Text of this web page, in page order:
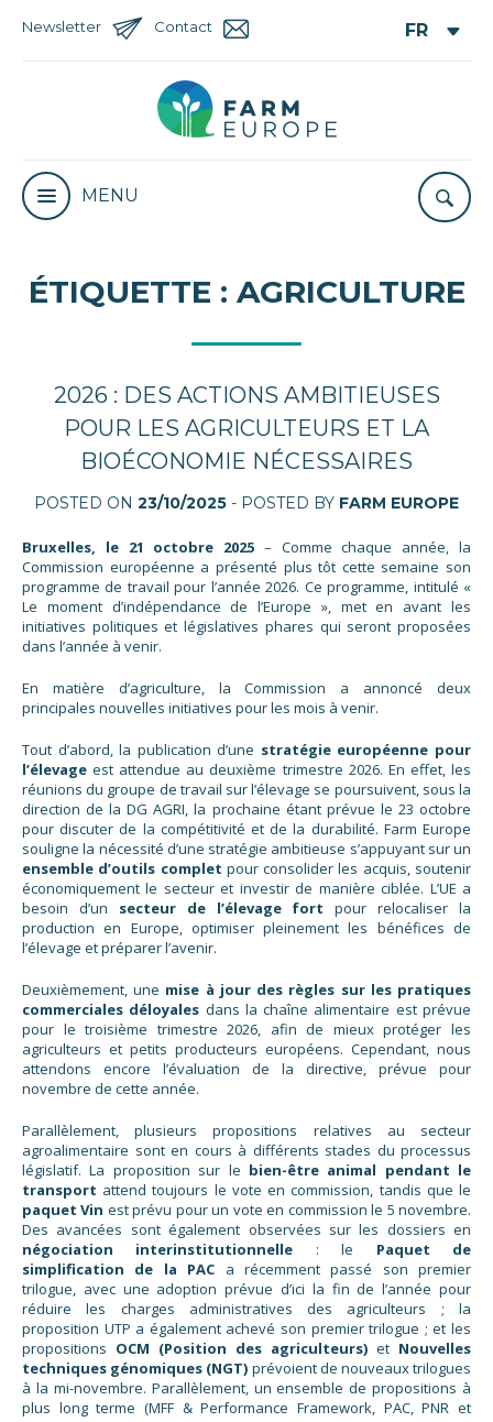
Newsletter Contact
MENU
ÉTIQUETTE : AGRICULTURE
2026 : DES ACTIONS AMBITIEUSES
POUR LES AGRICULTEURS ET LA
BIOÉCONOMIE NÉCESSAIRES
POSTED ON 23/10/2025 - POSTED BY FARM EUROPE
Bruxelles, le 21 octobre 2025 – Comme chaque année, la
Commission européenne a présenté plus tôt cette semaine son
programme de travail pour l’année 2026. Ce programme, intitulé «
Le moment d’indépendance de l’Europe », met en avant les
initiatives politiques et législatives phares qui seront proposées
dans l’année à venir.
En matière d’agriculture, la Commission a annoncé deux
principales nouvelles initiatives pour les mois à venir.
Tout d’abord, la publication d’une stratégie européenne pour
l’élevage est attendue au deuxième trimestre 2026. En effet, les
réunions du groupe de travail sur l’élevage se poursuivent, sous la
direction de la DG AGRI, la prochaine étant prévue le 23 octobre
pour discuter de la compétitivité et de la durabilité. Farm Europe
souligne la nécessité d’une stratégie ambitieuse s’appuyant sur un
ensemble d’outils complet pour consolider les acquis, soutenir
économiquement le secteur et investir de manière ciblée. L’UE a
besoin d’un secteur de l’élevage fort pour relocaliser la
production en Europe, optimiser pleinement les bénéfices de
l’élevage et préparer l’avenir.
Deuxièmement, une mise à jour des règles sur les pratiques
commerciales déloyales dans la chaîne alimentaire est prévue
pour le troisième trimestre 2026, afin de mieux protéger les
agriculteurs et petits producteurs européens. Cependant, nous
attendons encore l’évaluation de la directive, prévue pour
novembre de cette année.
Parallèlement, plusieurs propositions relatives au secteur
agroalimentaire sont en cours à différents stades du processus
législatif. La proposition sur le bien-être animal pendant le
transport attend toujours le vote en commission, tandis que le
paquet Vin est prévu pour un vote en commission le 5 novembre.
Des avancées sont également observées sur les dossiers en
négociation interinstitutionnelle : le Paquet de
simplification de la PAC a récemment passé son premier
trilogue, avec une adoption prévue d’ici la fin de l’année pour
réduire les charges administratives des agriculteurs ; la
proposition UTP a également achevé son premier trilogue ; et les
propositions OCM (Position des agriculteurs) et Nouvelles
techniques génomiques (NGT) prévoient de nouveaux trilogues
à la mi-novembre. Parallèlement, un ensemble de propositions à
plus long terme (MFF & Performance Framework, PAC, PNR et